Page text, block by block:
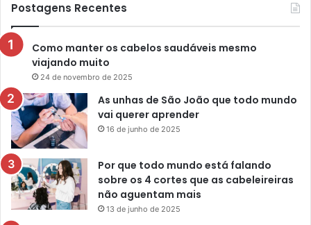
Postagens Recentes
Como manter os cabelos saudáveis mesmo
viajando muito
24 de novembro de 2025
As unhas de São João que todo mundo
vai querer aprender
16 de junho de 2025
Por que todo mundo está falando
sobre os 4 cortes que as cabeleireiras
não aguentam mais
13 de junho de 2025